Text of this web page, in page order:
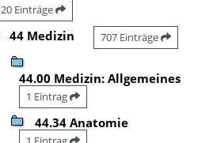
20 Einträge
44 Medizin 707 Einträge
44.00 Medizin: Allgemeines
1 Eintrag
44.34 Anatomie